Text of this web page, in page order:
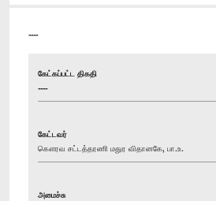
----
கேட்கப்பட்ட திகதி
----
கேட்டவர்
கௌரவ சட்டத்தரணி மதுர விதானகே, பா.உ.
அமைச்சு